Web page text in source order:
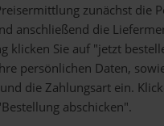
zunächst die
anschließend die
klicken Sie auf "jetzt
persönlichen Daten,
die Zahlungsart ein.
abschicken".